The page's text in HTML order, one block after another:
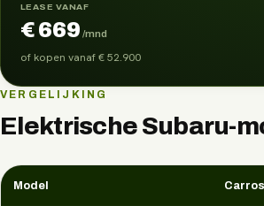
LEASE VANAF
€ 669 /mnd
of kopen vanaf€ 52.900
VERGELIJKING
ElektrischeSubaru-
Model